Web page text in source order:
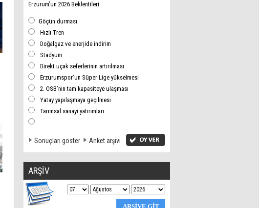
Erzurum’un 2026 Beklentileri:
Göçün durması
Hızlı Tren
Doğalgaz ve enerjide indirim
Stadyum
Direkt uçak seferlerinin artırılması
Erzurumspor’un Süper Lige yükselmesi
2. OSB’nin tam kapasiteye ulaşması
Yatay yapılaşmaya geçilmesi
Tarımsal sanayi yatırımları
Sonuçları göster Anket arşivi
ARŞİV